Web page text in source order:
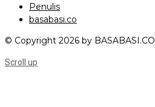
Penulis
basabasi.co
© Copyright 2026 by BASABASI.CO
Scroll up